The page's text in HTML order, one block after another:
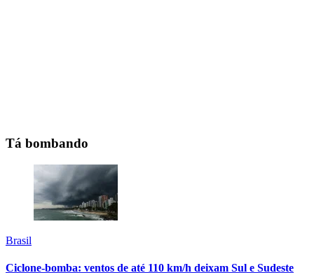
Tá bombando
Brasil
Ciclone-bomba: ventos de até 110 km/h deixam Sul e Sudeste